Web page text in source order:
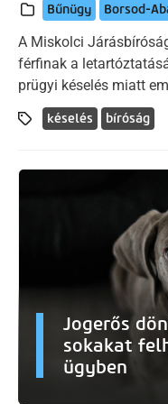
Bűnügy Borsod-
A Miskolci
férfinak a
prügyi késelés miatt
késelés bíróság
Jogerős
sokakat
ügyben